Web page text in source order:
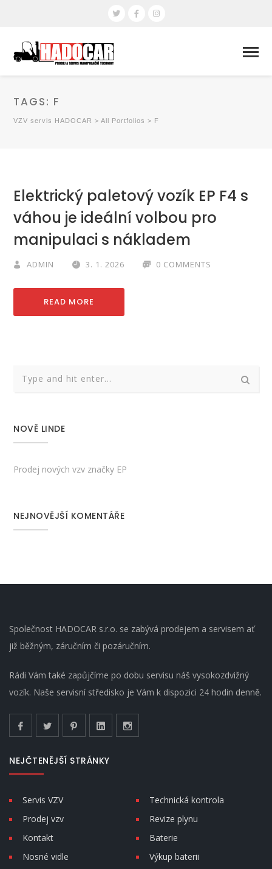
TAGS: F
VZV servis HADOCAR >All Portfolios > F
Elektrický paletový vozík EP F4 s
váhou je ideální volbou pro
manipulaci s nákladem
ADMIN 3. 1. 2026 0 COMMENTS
READ MORE
NOVĚ LINDE
Prodej nových vzv značky EP
NEJNOVĚJŠÍ KOMENTÁŘE
Společnost HADOCAR s.r.o. se zabývá prodejem a servisem ať
již běžným, záručním či pozáručním.
Rádi Vám také zapůjčíme po dobu servisu náš vysokozdvižný
vozík. Naše servisní středisko je Vám k dispozici 24 hodin denně.
NEJČTENĚJŠÍ STRÁNKY
Servis VZV
Technická kontrola
Prodej vzv
Revize plynu
Kontakt
Baterie
Nosné vidle
Výkup baterii